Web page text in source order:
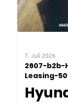
7. Juli 2026
2607-
Leasing-